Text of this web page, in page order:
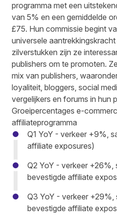
programma met een
van 5% en een gemiddelde
£75. Hun commissie begint
universele
zilverstukken zijn ze
publishers om te promoten.
mix van publishers,
loyaliteit, bloggers, social
vergelijkers en forums in hun
Groeipercentages e-
affiliateprogramma
Q1 YoY - verkeer +9%,
affiliate exposures)
Q2 YoY - verkeer +26%,
bevestigde affiliate
Q3 YoY - verkeer +29%,
bevestigde affiliate